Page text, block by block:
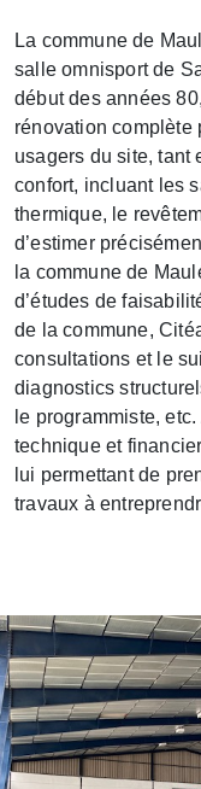
La commune de
salle omnisport de
début des années
rénovation complète
usagers du site, tant
confort, incluant les
thermique, le
d’estimer
la commune de
d’études de
de la commune,
consultations et le
diagnostics
le programmiste,
technique et
lui permettant de
travaux à